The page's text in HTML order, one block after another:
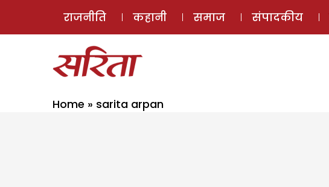
राजनीति कहानी समाज संपादकीय
Home » sarita arpan